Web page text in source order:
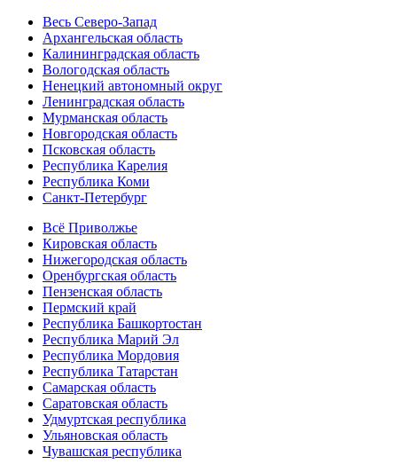
Весь Северо-Запад
Архангельская область
Калининградская область
Вологодская область
Ненецкий автономный округ
Ленинградская область
Мурманская область
Новгородская область
Псковская область
Республика Карелия
Республика Коми
Санкт-Петербург
Всё Приволжье
Кировская область
Нижегородская область
Оренбургская область
Пензенская область
Пермский край
Республика Башкортостан
Республика Марий Эл
Республика Мордовия
Республика Татарстан
Самарская область
Саратовская область
Удмуртская республика
Ульяновская область
Чувашская республика